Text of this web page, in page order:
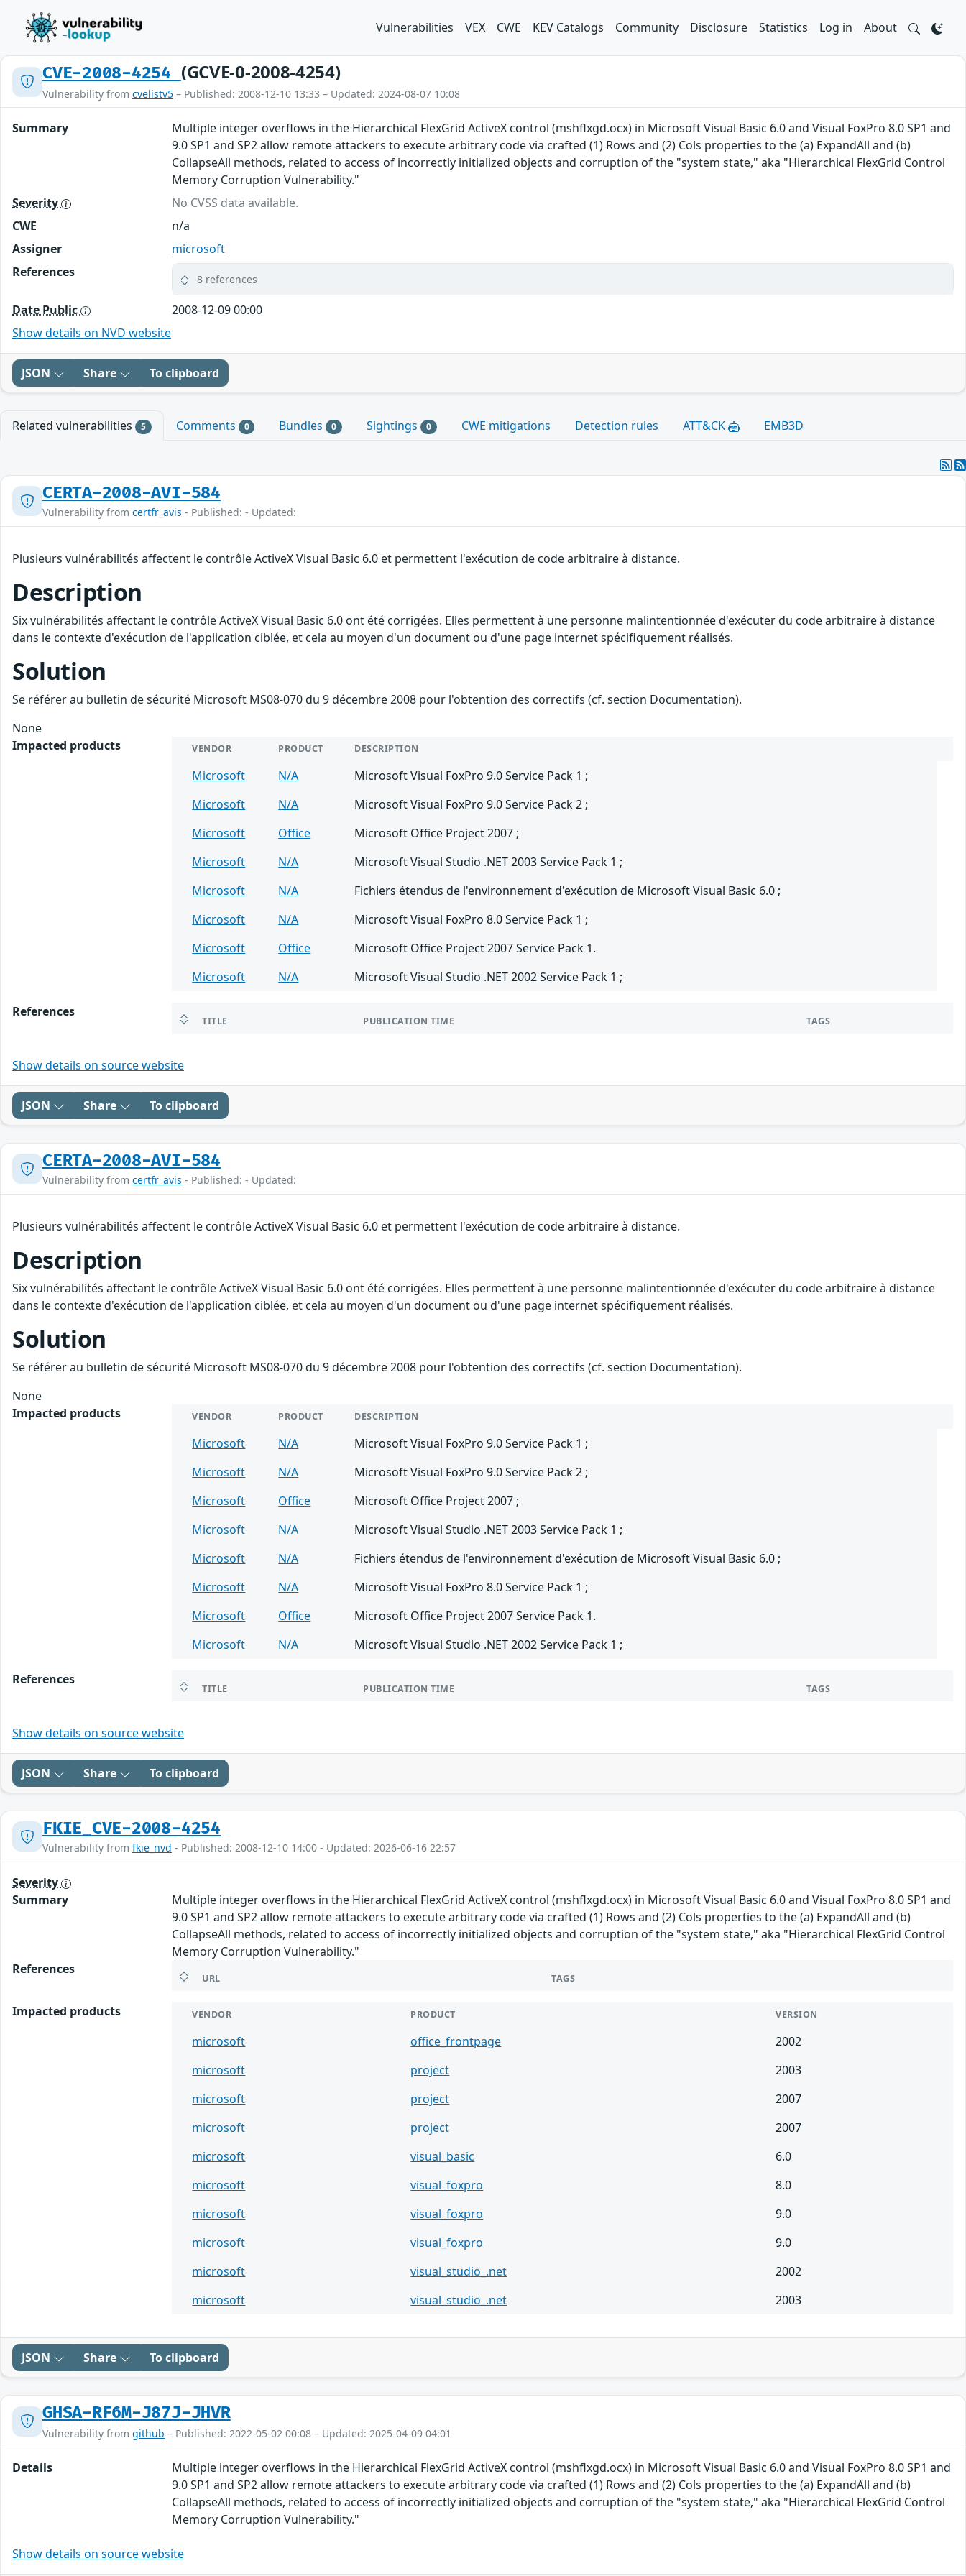
Vulnerabilities VEX CWE KEV Catalogs Community Disclosure Statistics Log in About
CVE-2008-4254 (GCVE-0-2008-4254)
Vulnerability from cvelistv5 – Published: 2008-12-10 13:33 – Updated: 2024-08-07 10:08
Summary
Multiple integer overflows in the Hierarchical FlexGrid ActiveX control (mshflxgd.ocx) in Microsoft Visual Basic 6.0 and Visual FoxPro 8.0 SP1 and
9.0 SP1 and SP2 allow remote attackers to execute arbitrary code via crafted (1) Rows and (2) Cols properties to the (a) ExpandAll and (b)
CollapseAll methods, related to access of incorrectly initialized objects and corruption of the "system state," aka "Hierarchical FlexGrid Control
Memory Corruption Vulnerability."
Severity
No CVSS data available.
CWE
n/a
Assigner
microsoft
References
8 references
Date Public
2008-12-09 00:00
Show details on NVD website
JSON Share To clipboard
Related vulnerabilities 5 Comments 0 Bundles 0 Sightings 0 CWE mitigations Detection rules ATT&CK EMB3D
CERTA-2008-AVI-584
Vulnerability from certfr_avis - Published: - Updated:
Plusieurs vulnérabilités affectent le contrôle ActiveX Visual Basic 6.0 et permettent l'exécution de code arbitraire à distance.
Description
Six vulnérabilités affectant le contrôle ActiveX Visual Basic 6.0 ont été corrigées. Elles permettent à une personne malintentionnée d'exécuter du code arbitraire à distance
dans le contexte d'exécution de l'application ciblée, et cela au moyen d'un document ou d'une page internet spécifiquement réalisés.
Solution
Se référer au bulletin de sécurité Microsoft MS08-070 du 9 décembre 2008 pour l'obtention des correctifs (cf. section Documentation).
None
Impacted products
VENDOR PRODUCT DESCRIPTION
Microsoft N/A
Microsoft Visual FoxPro 9.0 Service Pack 1 ;
Microsoft
N/A
Microsoft Visual FoxPro 9.0 Service Pack 2 ;
Microsoft
Office
Microsoft Office Project 2007 ;
Microsoft
N/A
Microsoft Visual Studio .NET 2003 Service Pack 1 ;
Microsoft
N/A
Fichiers étendus de l'environnement d'exécution de Microsoft Visual Basic 6.0 ;
Microsoft
N/A
Microsoft Visual FoxPro 8.0 Service Pack 1 ;
Microsoft
Office
Microsoft Office Project 2007 Service Pack 1.
Microsoft
N/A Microsoft Visual Studio .NET 2002 Service Pack 1 ;
References
TITLE PUBLICATION TIME TAGS
Show details on source website
JSON Share To clipboard
CERTA-2008-AVI-584
Vulnerability from certfr_avis - Published: - Updated:
Plusieurs vulnérabilités affectent le contrôle ActiveX Visual Basic 6.0 et permettent l'exécution de code arbitraire à distance.
Description
Six vulnérabilités affectant le contrôle ActiveX Visual Basic 6.0 ont été corrigées. Elles permettent à une personne malintentionnée d'exécuter du code arbitraire à distance
dans le contexte d'exécution de l'application ciblée, et cela au moyen d'un document ou d'une page internet spécifiquement réalisés.
Solution
Se référer au bulletin de sécurité Microsoft MS08-070 du 9 décembre 2008 pour l'obtention des correctifs (cf. section Documentation).
None
Impacted products
VENDOR PRODUCT DESCRIPTION
Microsoft N/A
Microsoft Visual FoxPro 9.0 Service Pack 1 ;
Microsoft
N/A
Microsoft Visual FoxPro 9.0 Service Pack 2 ;
Microsoft
Office
Microsoft Office Project 2007 ;
Microsoft
N/A
Microsoft Visual Studio .NET 2003 Service Pack 1 ;
Microsoft
N/A
Fichiers étendus de l'environnement d'exécution de Microsoft Visual Basic 6.0 ;
Microsoft
N/A
Microsoft Visual FoxPro 8.0 Service Pack 1 ;
Microsoft
Office
Microsoft Office Project 2007 Service Pack 1.
Microsoft
N/A Microsoft Visual Studio .NET 2002 Service Pack 1 ;
References
TITLE PUBLICATION TIME TAGS
Show details on source website
JSON Share To clipboard
FKIE_CVE-2008-4254
Vulnerability from fkie_nvd - Published: 2008-12-10 14:00 - Updated: 2026-06-16 22:57
Severity
Summary
Multiple integer overflows in the Hierarchical FlexGrid ActiveX control (mshflxgd.ocx) in Microsoft Visual Basic 6.0 and Visual FoxPro 8.0 SP1 and
9.0 SP1 and SP2 allow remote attackers to execute arbitrary code via crafted (1) Rows and (2) Cols properties to the (a) ExpandAll and (b)
CollapseAll methods, related to access of incorrectly initialized objects and corruption of the "system state," aka "Hierarchical FlexGrid Control
Memory Corruption Vulnerability."
References
URL TAGS
Impacted products VENDOR PRODUCT VERSION
microsoft office_frontpage
2002
microsoft
project
2003
microsoft
project
2007
microsoft
project
2007
microsoft
visual_basic
6.0
microsoft
visual_foxpro
8.0
microsoft
visual_foxpro
9.0
microsoft
visual_foxpro
9.0
microsoft
visual_studio_.net
2002
microsoft
visual_studio_.net 2003
JSON Share To clipboard
GHSA-RF6M-J87J-JHVR
Vulnerability from github – Published: 2022-05-02 00:08 – Updated: 2025-04-09 04:01
Details
Multiple integer overflows in the Hierarchical FlexGrid ActiveX control (mshflxgd.ocx) in Microsoft Visual Basic 6.0 and Visual FoxPro 8.0 SP1 and
9.0 SP1 and SP2 allow remote attackers to execute arbitrary code via crafted (1) Rows and (2) Cols properties to the (a) ExpandAll and (b)
CollapseAll methods, related to access of incorrectly initialized objects and corruption of the "system state," aka "Hierarchical FlexGrid Control
Memory Corruption Vulnerability."
Show details on source website